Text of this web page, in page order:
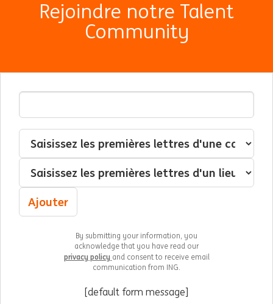
Rejoindre notre Talent
Community
Adresse email
Interessé(e) par
Catégorie
Localisation
Ajouter
By submitting your information, you
acknowledge that you have read our
privacy policy and consent to receive email
communication from ING.
[default form message]